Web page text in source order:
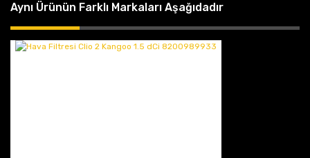
Aynı Ürünün Farklı Markaları Aşağıdadır